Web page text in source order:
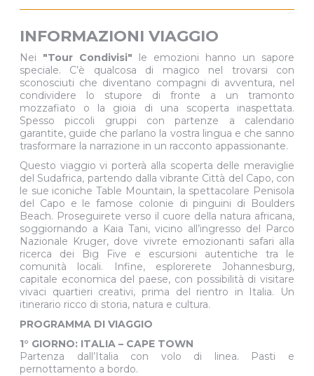
INFORMAZIONI VIAGGIO
Nei "Tour Condivisi" le emozioni hanno un sapore
speciale. C’è qualcosa di magico nel trovarsi con
sconosciuti che diventano compagni di avventura, nel
condividere lo stupore di fronte a un tramonto
mozzafiato o la gioia di una scoperta inaspettata.
Spesso piccoli gruppi con partenze a calendario
garantite, guide che parlano la vostra lingua e che sanno
trasformare la narrazione in un racconto appassionante.
Questo viaggio vi porterà alla scoperta delle meraviglie
del Sudafrica, partendo dalla vibrante Città del Capo, con
le sue iconiche Table Mountain, la spettacolare Penisola
del Capo e le famose colonie di pinguini di Boulders
Beach. Proseguirete verso il cuore della natura africana,
soggiornando a Kaia Tani, vicino all’ingresso del Parco
Nazionale Kruger, dove vivrete emozionanti safari alla
ricerca dei Big Five e escursioni autentiche tra le
comunità locali. Infine, esplorerete Johannesburg,
capitale economica del paese, con possibilità di visitare
vivaci quartieri creativi, prima del rientro in Italia. Un
itinerario ricco di storia, natura e cultura.
PROGRAMMA DI VIAGGIO
1° GIORNO: ITALIA – CAPE TOWN
Partenza dall’Italia con volo di linea. Pasti e
pernottamento a bordo.